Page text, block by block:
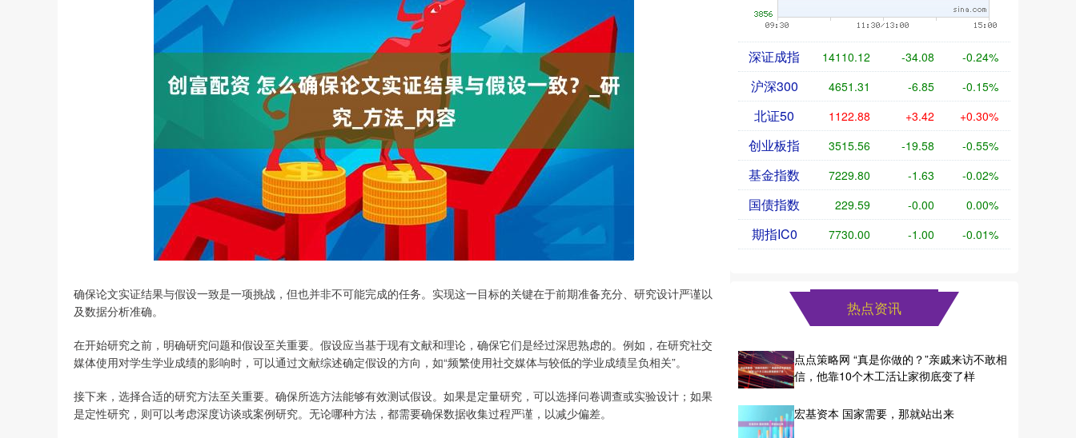
确保论文实证结果与假设一致是一项挑战，但也并非不可能完成的任务。实现这一目标的关键在于前期准备充分、研究设计严谨以
及数据分析准确。
在开始研究之前，明确研究问题和假设至关重要。假设应当基于现有文献和理论，确保它们是经过深思熟虑的。例如，在研究社交
媒体使用对学生学业成绩的影响时，可以通过文献综述确定假设的方向，如“频繁使用社交媒体与较低的学业成绩呈负相关”。
接下来，选择合适的研究方法至关重要。确保所选方法能够有效测试假设。如果是定量研究，可以选择问卷调查或实验设计；如果
是定性研究，则可以考虑深度访谈或案例研究。无论哪种方法，都需要确保数据收集过程严谨，以减少偏差。
深证成指 14110.12 -34.08 -0.24%
沪深300 4651.31 -6.85 -0.15%
北证50 1122.88 +3.42 +0.30%
创业板指 3515.56 -19.58 -0.55%
基金指数 7229.80 -1.63 -0.02%
国债指数 229.59 -0.00 0.00%
期指IC0 7730.00 -1.00 -0.01%
热点资讯
点点策略网 “真是你做的？”亲戚来访不敢相
信，他靠10个木工活让家彻底变了样
宏基资本 国家需要，那就站出来